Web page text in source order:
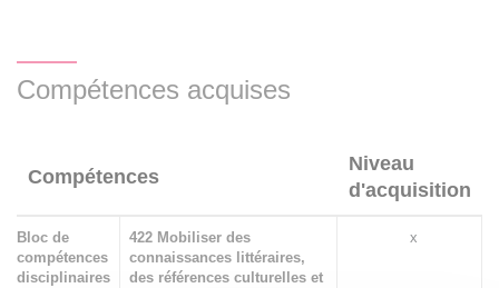
Compétences acquises
Compétences
Niveau
d'acquisition
Bloc de
compétences
disciplinaires
422 Mobiliser des
connaissances littéraires,
des références culturelles et
x